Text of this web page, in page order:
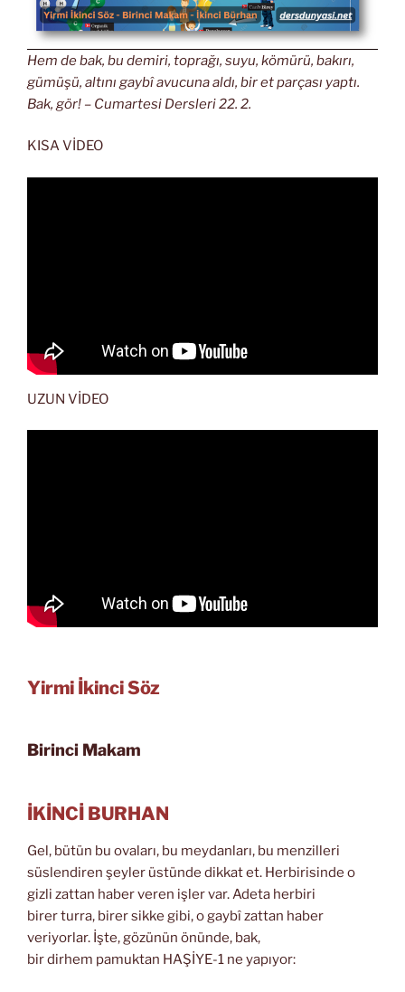
Hem de bak, bu demiri, toprağı, suyu, kömürü, bakırı,
gümüşü, altını gaybî avucuna aldı, bir et parçası yaptı.
Bak, gör! – Cumartesi Dersleri 22. 2.
KISA VİDEO
UZUN VİDEO
Yirmi İkinci Söz
Birinci Makam
İKİNCİ BURHAN
Gel, bütün bu ovaları, bu meydanları, bu menzilleri
süslendiren şeyler üstünde dikkat et. Herbirisinde o
gizli zattan haber veren işler var. Adeta herbiri
birer turra, birer sikke gibi, o gaybî zattan haber
veriyorlar. İşte, gözünün önünde, bak,
bir dirhem pamuktan HAŞİYE-1 ne yapıyor: